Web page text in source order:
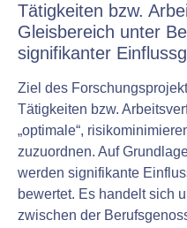
Tätigkeiten bzw.
Gleisbereich unter
signifikanter
Ziel des
Tätigkeiten bzw.
„optimale“,
zuzuordnen. Auf
werden signifikante
bewertet. Es handelt sich
zwischen der